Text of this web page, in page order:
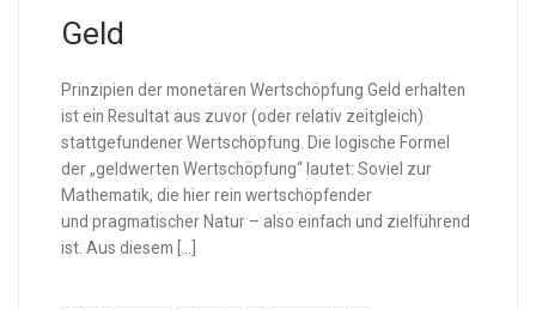
Geld
Prinzipien der monetären Wertschöpfung Geld erhalten
ist ein Resultat aus zuvor (oder relativ zeitgleich)
stattgefundener Wertschöpfung. Die logische Formel
der „geldwerten Wertschöpfung“ lautet: Soviel zur
Mathematik, die hier rein wertschöpfender
und pragmatischer Natur – also einfach und zielführend
ist. Aus diesem […]